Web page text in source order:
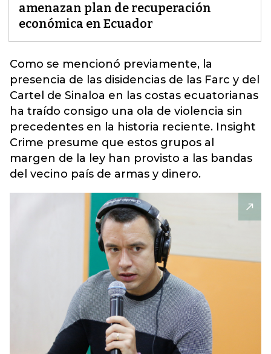
amenazan plan de recuperación
económica en Ecuador
Como se mencionó previamente, la
presencia de las disidencias de las Farc y del
Cartel de Sinaloa en las costas ecuatorianas
ha traído consigo una ola de violencia sin
precedentes en la historia reciente. Insight
Crime presume que estos grupos al
margen de la ley han provisto a las bandas
del vecino país de armas y dinero.